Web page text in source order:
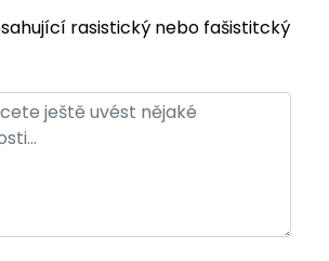
rasistický nebo fašistitcký